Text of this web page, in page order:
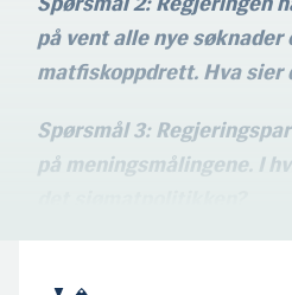
på vent alle nye søknader
matfiskoppdrett. Hva sier
Spørsmål 3:
på meningsmålingene. I